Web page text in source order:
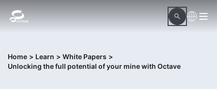
Home > Learn > White Papers >
Unlocking the full potential of your mine with Octave